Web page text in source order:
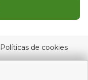
Políticas de cookies